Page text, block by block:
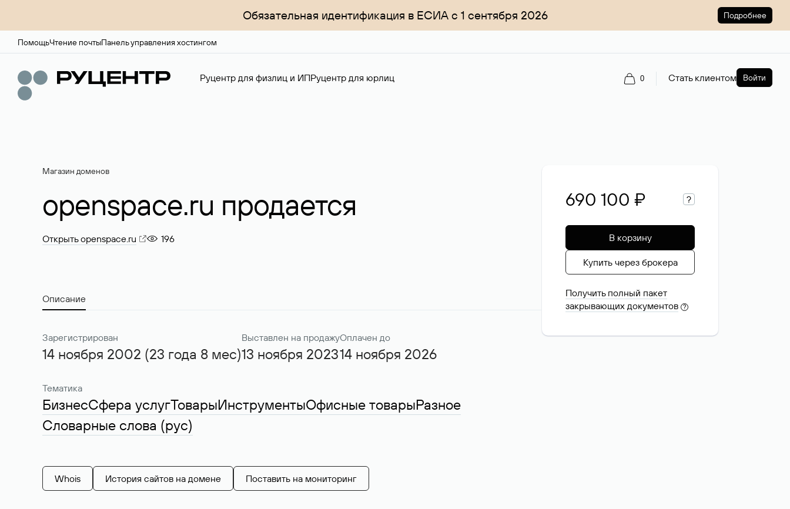
Обязательная идентификация в ЕСИА с 1 сентября 2026 Подробнее
ПомощьЧтение почтыПанель управления хостингом
Руцентр для физлиц и ИПРуцентр для юрлиц 0 Стать клиентом Войти
Магазин доменов
openspace.ru продается
Открыть openspace.ru 196
Описание
Зарегистрирован
14 ноября 2002 (23 года 8 мес)
Выставлен на продажу
13 ноября 2023
Оплачен до
14 ноября 2026
Тематика
БизнесСфера услугТоварыИнструментыОфисные товарыРазное
Словарные слова (рус)
Whois История сайтов на домене Поставить на мониторинг
690 100 ₽ ?
В корзину
Купить через брокера
Получить полный пакет
закрывающих документов ?